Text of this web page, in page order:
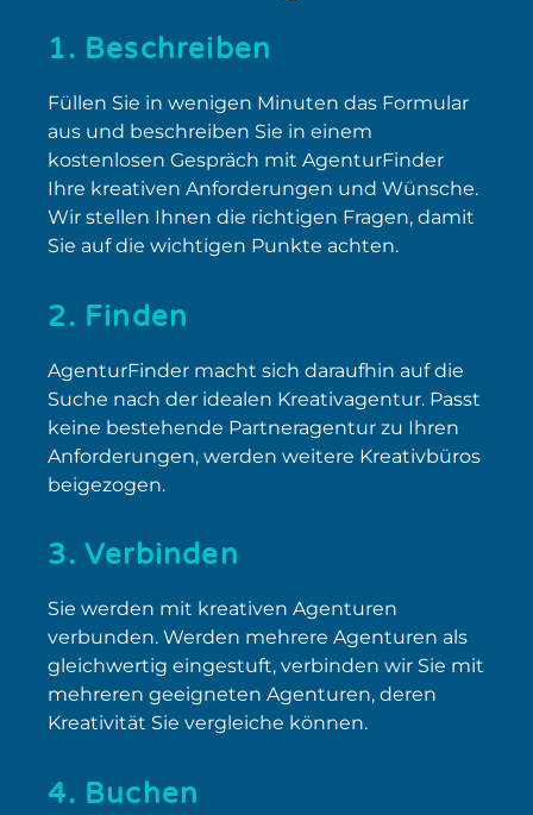
1. Beschreiben
Füllen Sie in wenigen Minuten das Formular
aus und beschreiben Sie in einem
kostenlosen Gespräch mit AgenturFinder
Ihre kreativen Anforderungen und Wünsche.
Wir stellen Ihnen die richtigen Fragen, damit
Sie auf die wichtigen Punkte achten.
2. Finden
AgenturFinder macht sich daraufhin auf die
Suche nach der idealen Kreativagentur. Passt
keine bestehende Partneragentur zu Ihren
Anforderungen, werden weitere Kreativbüros
beigezogen.
3. Verbinden
Sie werden mit kreativen Agenturen
verbunden. Werden mehrere Agenturen als
gleichwertig eingestuft, verbinden wir Sie mit
mehreren geeigneten Agenturen, deren
Kreativität Sie vergleiche können.
4. Buchen